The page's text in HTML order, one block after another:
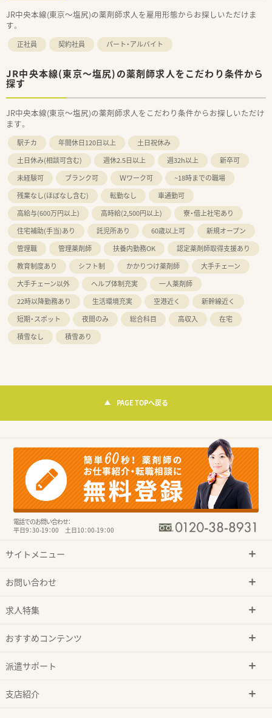
JR中央本線(東京～塩尻)の薬剤師求人を雇用形態からお探しいただけま
す。
正社員 契約社員 パート・アルバイト
JR中央本線(東京～塩尻)の薬剤師求人をこだわり条件から
探す
JR中央本線(東京～塩尻)の薬剤師求人をこだわり条件からお探しいただけ
ます。
駅チカ 年間休日120日以上
土日祝休み
土日休み(相談可含む)
週休2.5日以上 週32h以上
新卒可
未経験可
ブランク可 Ｗワーク可
~18時までの職場
残業なし(ほぼなし含む)
転勤なし
車通勤可
高給与(600万円以上)
高時給(2,500円以上)
寮・借上社宅あり
住宅補助(手当)あり
託児所あり 60歳以上可
新規オープン
管理職
管理薬剤師 扶養内勤務OK
認定薬剤師取得支援あり
教育制度あり
シフト制 かかりつけ薬剤師
大手チェーン
大手チェーン以外
ヘルプ体制充実
一人薬剤師
22時以降勤務あり
生活環境充実 空港近く
新幹線近く
短期・スポット
夜間のみ 総合科目 高収入
在宅
積雪なし
積雪あり
PAGE TOPへ戻る
電話でのお問い合わせ：
平日9：30-19：00 土日10：00-19：00
サイトメニュー
お問い合わせ
求人特集
おすすめコンテンツ
派遣サポート
支店紹介